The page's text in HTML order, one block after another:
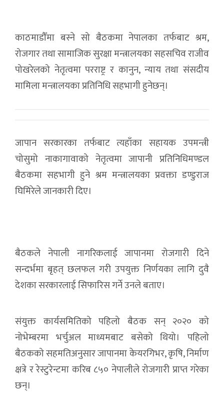
काठमाडौँमा बस्ने सो बैठकमा नेपालका तर्फबाट श्रम,
रोजगार तथा सामाजिक सुरक्षा मन्त्रालयका सहसचिव राजीव
पोखरेलको नेतृत्वमा परराष्ट्र र कानुन, न्याय तथा संसदीय
मामिला मन्त्रालयका प्रतिनिधि सहभागी हुनेछन्।
जापान सरकारका तर्फबाट त्यहाँका सहायक उपमन्त्री
चोसुमो नाकागावाको नेतृत्वमा जापानी प्रतिनिधिमण्डल
बैठकमा सहभागी हुने श्रम मन्त्रालयका प्रवक्ता डण्डुराज
घिमिरेले जानकारी दिए।
बैठकले नेपाली नागरिकलाई जापानमा रोजगारी दिने
सन्दर्भमा बृहत् छलफल गरी उपयुक्त निर्णयका लागि दुवै
देशका सरकारलाई सिफारिस गर्ने उनले बताए।
संयुक्त कार्यसमितिको पहिलो बैठक सन् २०२० को
नोभेम्बरमा भर्चुअल माध्यमबाट बसेको थियो। पहिलो
बैठकको सहमतिअनुसार जापानमा केयरगिभर, कृषि, निर्माण
क्षत्रे र रेस्टुरेन्टमा करिब ८५० नेपालीले रोजगारी प्राप्त गरेका
छन्।